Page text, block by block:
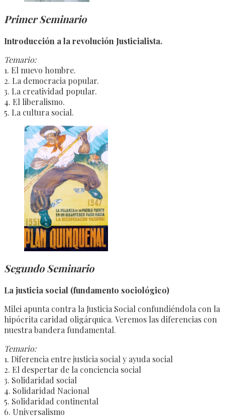
Primer Seminario
Introducción a la revolución Justicialista.
Temario:
1. El nuevo hombre.
2. La democracia popular.
3. La creatividad popular.
4. El liberalismo.
5. La cultura social.
Segundo Seminario
La justicia social (fundamento sociológico)
Milei apunta contra la Justicia Social confundiéndola con la
hipócrita caridad oligárquica. Veremos las diferencias con
nuestra bandera fundamental.
Temario:
1. Diferencia entre justicia social y ayuda social
2. El despertar de la conciencia social
3. Solidaridad social
4. Solidaridad Nacional
5. Solidaridad continental
6. Universalismo